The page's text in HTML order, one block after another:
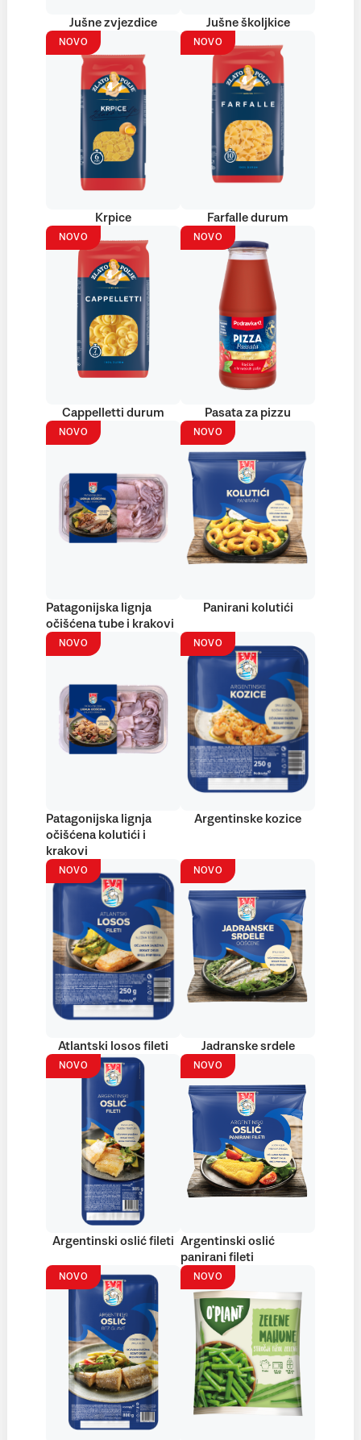
Jušne zvjezdice Jušne školjkice
NOVO
Krpice
NOVO
Farfalle durum
NOVO
Cappelletti durum
NOVO
Pasata za pizzu
NOVO
Patagonijska lignja
očišćena tube i krakovi
NOVO
Panirani kolutići
NOVO
Patagonijska lignja
očišćena kolutići i
krakovi
NOVO
Argentinske kozice
NOVO
Atlantski losos fileti
NOVO
Jadranske srdele
NOVO
Argentinski oslić fileti
NOVO
Argentinski oslić
panirani fileti
NOVO NOVO